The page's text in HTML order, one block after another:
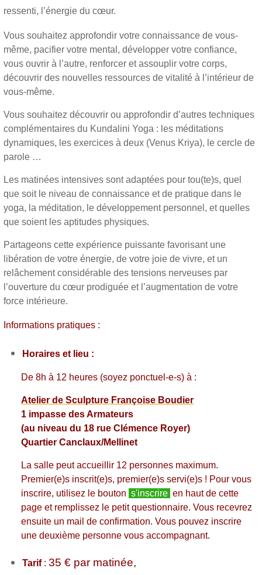
ressenti, l’énergie du cœur.
Vous souhaitez approfondir votre connaissance de vous-
même, pacifier votre mental, développer votre confiance,
vous ouvrir à l’autre, renforcer et assouplir votre corps,
découvrir des nouvelles ressources de vitalité à l’intérieur de
vous-même.
Vous souhaitez découvrir ou approfondir d’autres techniques
complémentaires du Kundalini Yoga : les méditations
dynamiques, les exercices à deux (Venus Kriya), le cercle de
parole …
Les matinées intensives sont adaptées pour tou(te)s, quel
que soit le niveau de connaissance et de pratique dans le
yoga, la méditation, le développement personnel, et quelles
que soient les aptitudes physiques.
Partageons cette expérience puissante favorisant une
libération de votre énergie, de votre joie de vivre, et un
relâchement considérable des tensions nerveuses par
l’ouverture du cœur prodiguée et l’augmentation de votre
force intérieure.
Informations pratiques :
Horaires et lieu :
De 8h à 12 heures (soyez ponctuel-e-s) à :
Atelier de Sculpture Françoise Boudier
1 impasse des Armateurs
(au niveau du 18 rue Clémence Royer)
Quartier Canclaux/Mellinet
La salle peut accueillir 12 personnes maximum.
Premier(e)s inscrit(e)s, premier(e)s servi(e)s ! Pour vous
inscrire, utilisez le bouton s'inscrire en haut de cette
page et remplissez le petit questionnaire. Vous recevrez
ensuite un mail de confirmation. Vous pouvez inscrire
une deuxième personne vous accompagnant.
Tarif :35 € par matinée,